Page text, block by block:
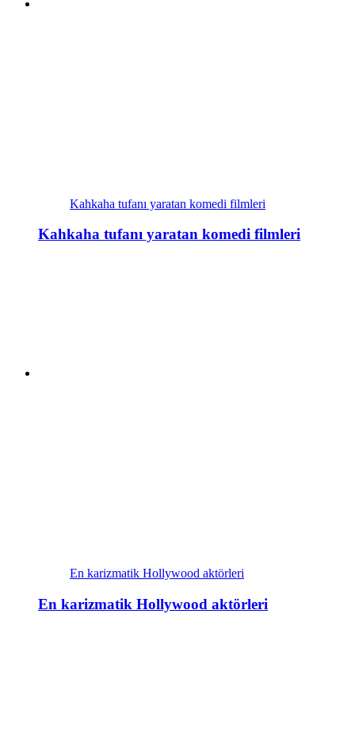
Kahkaha tufanı yaratan komedi filmleri
Kahkaha tufanı yaratan komedi filmleri
En karizmatik Hollywood aktörleri
En karizmatik Hollywood aktörleri